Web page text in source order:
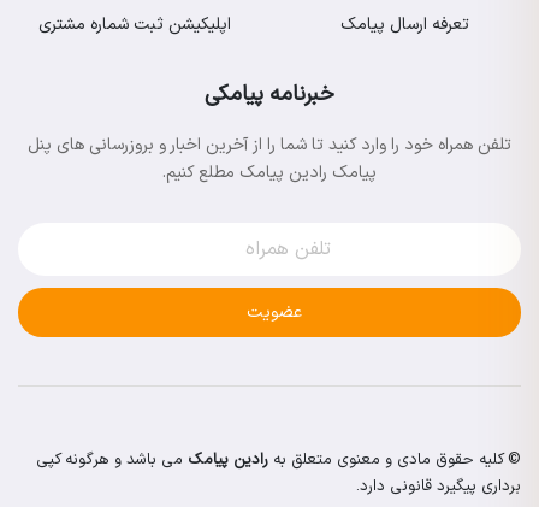
تعرفه ارسال پیامک
اپلیکیشن ثبت شماره مشتری
خبرنامه پیامکی
تلفن همراه خود را وارد کنید تا شما را از آخرین اخبار و بروزرسانی های پنل
پیامک رادین پیامک مطلع کنیم.
عضویت
© کلیه حقوق مادی و معنوی متعلق به رادین پیامک می باشد و هرگونه کپی
برداری پیگیرد قانونی دارد.